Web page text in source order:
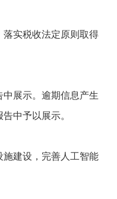
实税收法定原则取得
展示。逾期信息产生
中予以展示。
建设，完善人工智能